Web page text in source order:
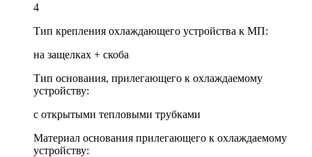
4
Тип крепления охлаждающего устройства к МП:
на защелках + скоба
Тип основания, прилегающего к охлаждаемому
устройству:
с открытыми тепловыми трубками
Материал основания прилегающего к охлаждаемому
устройству: